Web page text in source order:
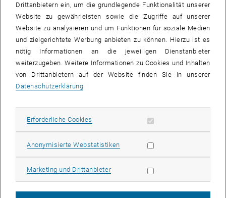
Laufzeit:01.05.2022. – 30.04.2025
(FFG)
Partner:
TU Wien, Institut für Managementwissenschaften,
https://www.tuwien.at/mwbw/im/mmi
https://www.infineon.com/cms/austria/de/
Drittanbietern ein, um die grundlegende Funktionalität unserer
Website zu gewährleisten sowie die Zugriffe auf unserer
Website zu analysieren und um Funktionen für soziale Medien
und zielgerichtete Werbung anbieten zu können. Hierzu ist es
nötig Informationen an die jeweiligen Dienstanbieter
weiterzugeben. Weitere Informationen zu Cookies und Inhalten
von Drittanbietern auf der Website finden Sie in unserer
Datenschutzerklärung
Erforderliche Cookies Erforderliche Cookies zulassen
Anonymisierte WebstatistikenStatistik Cookies zulassen
Marketing und DrittanbieterMarketing Cookies zulassen